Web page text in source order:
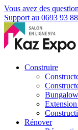
Vous avez des
Support au 0693 93
Construire
Rénover